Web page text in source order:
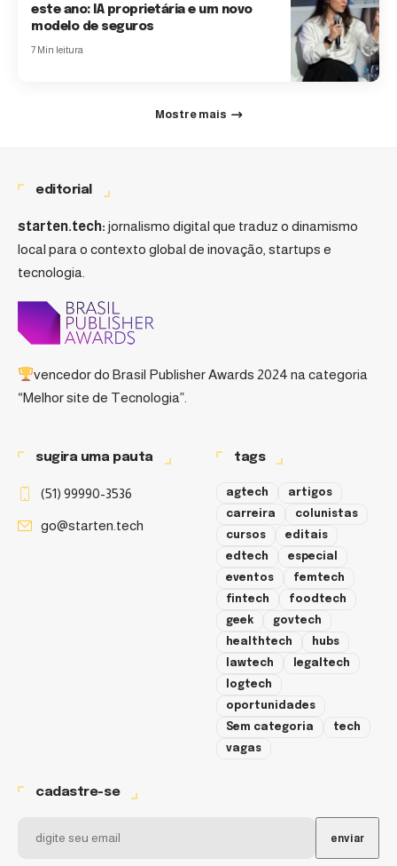
este ano: IA proprietária e um novo
modelo de seguros
7 Min leitura
Mostre mais
editorial
starten.tech: jornalismo digital que traduz o dinamismo
local para o contexto global de inovação, startups e
tecnologia.
vencedor do Brasil Publisher Awards 2024 na categoria
“Melhor site de Tecnologia”.
sugira uma pauta
(51) 99990-3536
go@starten.tech
tags
agtech
artigos
carreira
colunistas
cursos
editais
edtech
especial
eventos
femtech
fintech
foodtech
geek
govtech
healthtech
hubs
lawtech
legaltech
logtech
oportunidades
Sem categoria
tech
vagas
cadastre-se